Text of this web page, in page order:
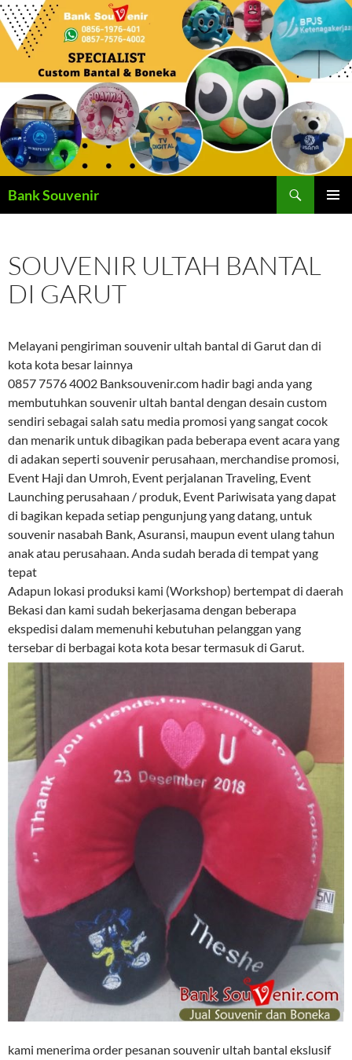
Langsung
ke
Bank Souvenir
SOUVENIR ULTAH BANTAL
DI GARUT
Melayani pengiriman souvenir ultah bantal di Garut dan di
kota kota besar lainnya
0857 7576 4002 Banksouvenir.com hadir bagi anda yang
membutuhkan souvenir ultah bantal dengan desain custom
sendiri sebagai salah satu media promosi yang sangat cocok
dan menarik untuk dibagikan pada beberapa event acara yang
di adakan seperti souvenir perusahaan, merchandise promosi,
Event Haji dan Umroh, Event perjalanan Traveling, Event
Launching perusahaan / produk, Event Pariwisata yang dapat
di bagikan kepada setiap pengunjung yang datang, untuk
souvenir nasabah Bank, Asuransi, maupun event ulang tahun
anak atau perusahaan. Anda sudah berada di tempat yang
tepat
Adapun lokasi produksi kami (Workshop) bertempat di daerah
Bekasi dan kami sudah bekerjasama dengan beberapa
ekspedisi dalam memenuhi kebutuhan pelanggan yang
tersebar di berbagai kota kota besar termasuk di Garut.
kami menerima order pesanan souvenir ultah bantal ekslusif